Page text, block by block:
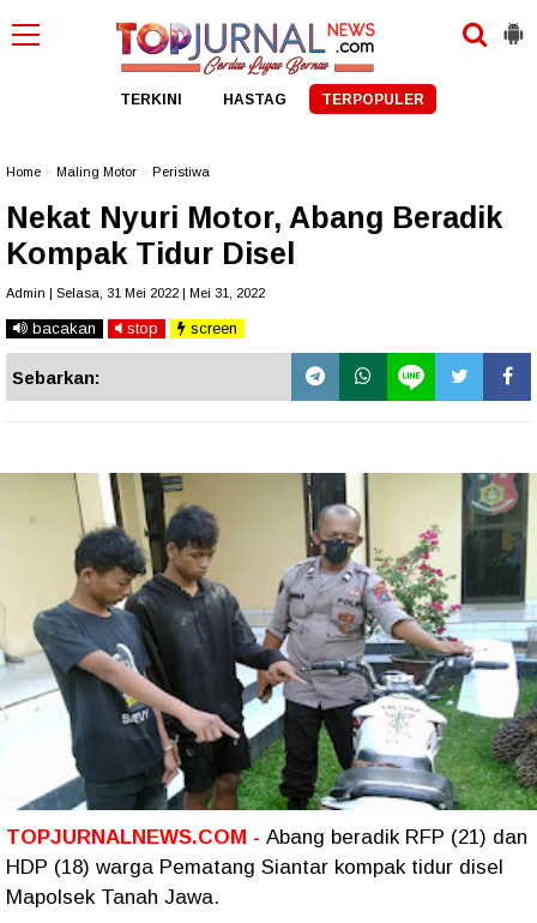
TERKINI HASTAG TERPOPULER
Home Maling Motor Peristiwa
Nekat Nyuri Motor, Abang Beradik
Kompak Tidur Disel
Admin | Selasa, 31 Mei 2022 | Mei 31, 2022
bacakan stop screen
Sebarkan:
TOPJURNALNEWS.COM - Abang beradik RFP (21) dan
HDP (18) warga Pematang Siantar kompak tidur disel
Mapolsek Tanah Jawa.